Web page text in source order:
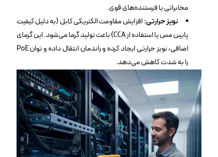
مخابراتی یا فرستنده‌های قوی.
نویز حرارتی:افزایش مقاومت الکتریکی کابل (به دلیل کیفیت
پایین مس یا استفاده از CCA) باعث تولید گرما می‌شود. این گرمای
اضافی، نویز حرارتی ایجاد کرده و راندمان انتقال داده و توان PoE
را به شدت کاهش می‌دهد.